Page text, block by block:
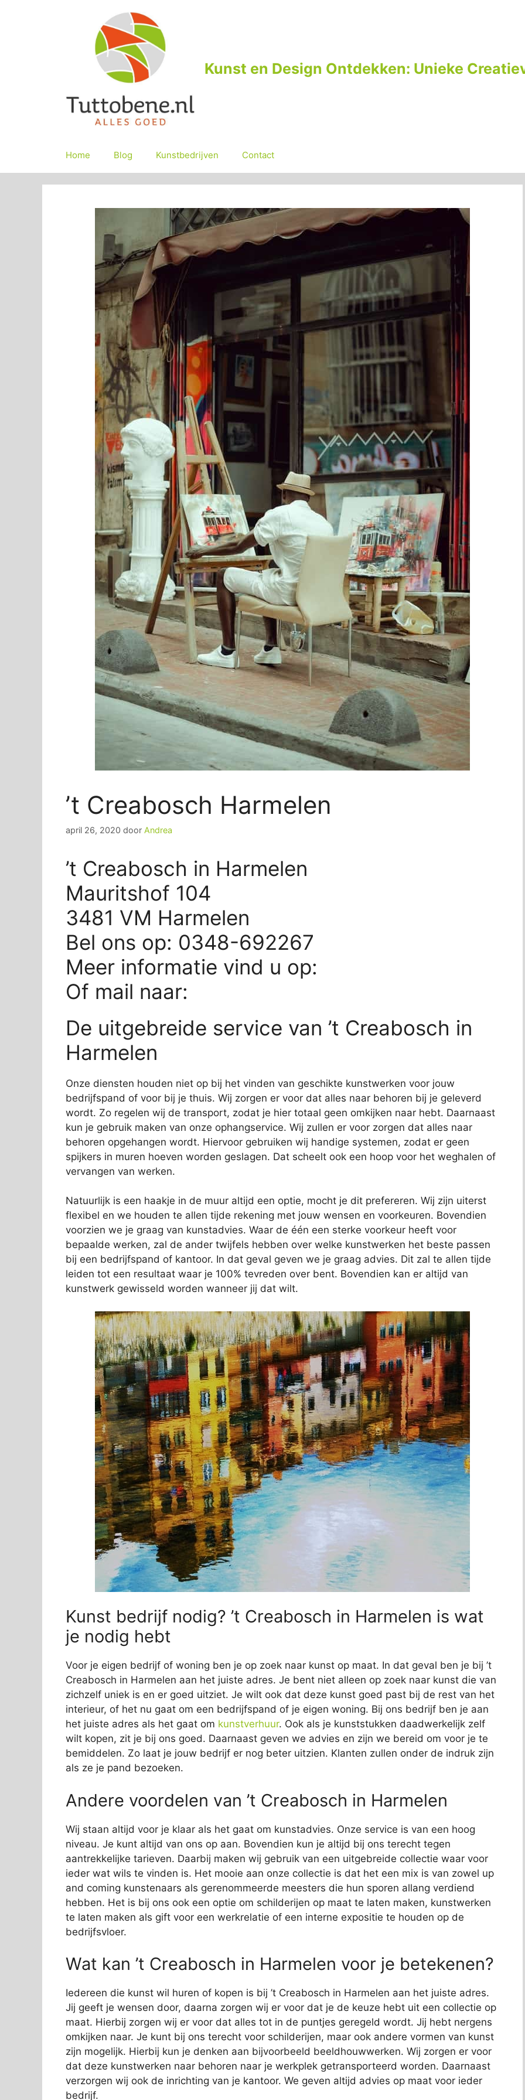
Kunst en Design Ontdekken: Unieke
Home Blog Kunstbedrijven Contact
’t Creabosch Harmelen
april 26, 2020 door Andrea
’t Creabosch in Harmelen
Mauritshof 104
3481 VM Harmelen
Bel ons op: 0348-692267
Meer informatie vind u op:
Of mail naar:
De uitgebreide service van ’t Creabosch in
Harmelen
Onze diensten houden niet op bij het vinden van geschikte kunstwerken voor jouw
bedrijfspand of voor bij je thuis. Wij zorgen er voor dat alles naar behoren bij je geleverd
wordt. Zo regelen wij de transport, zodat je hier totaal geen omkijken naar hebt. Daarnaast
kun je gebruik maken van onze ophangservice. Wij zullen er voor zorgen dat alles naar
behoren opgehangen wordt. Hiervoor gebruiken wij handige systemen, zodat er geen
spijkers in muren hoeven worden geslagen. Dat scheelt ook een hoop voor het weghalen of
vervangen van werken.
Natuurlijk is een haakje in de muur altijd een optie, mocht je dit prefereren. Wij zijn uiterst
flexibel en we houden te allen tijde rekening met jouw wensen en voorkeuren. Bovendien
voorzien we je graag van kunstadvies. Waar de één een sterke voorkeur heeft voor
bepaalde werken, zal de ander twijfels hebben over welke kunstwerken het beste passen
bij een bedrijfspand of kantoor. In dat geval geven we je graag advies. Dit zal te allen tijde
leiden tot een resultaat waar je 100% tevreden over bent. Bovendien kan er altijd van
kunstwerk gewisseld worden wanneer jij dat wilt.
Kunst bedrijf nodig? ’t Creabosch in Harmelen is wat
je nodig hebt
Voor je eigen bedrijf of woning ben je op zoek naar kunst op maat. In dat geval ben je bij ’t
Creabosch in Harmelen aan het juiste adres. Je bent niet alleen op zoek naar kunst die van
zichzelf uniek is en er goed uitziet. Je wilt ook dat deze kunst goed past bij de rest van het
interieur, of het nu gaat om een bedrijfspand of je eigen woning. Bij ons bedrijf ben je aan
het juiste adres als het gaat om kunstverhuur. Ook als je kunststukken daadwerkelijk zelf
wilt kopen, zit je bij ons goed. Daarnaast geven we advies en zijn we bereid om voor je te
bemiddelen. Zo laat je jouw bedrijf er nog beter uitzien. Klanten zullen onder de indruk zijn
als ze je pand bezoeken.
Andere voordelen van ’t Creabosch in Harmelen
Wij staan altijd voor je klaar als het gaat om kunstadvies. Onze service is van een hoog
niveau. Je kunt altijd van ons op aan. Bovendien kun je altijd bij ons terecht tegen
aantrekkelijke tarieven. Daarbij maken wij gebruik van een uitgebreide collectie waar voor
ieder wat wils te vinden is. Het mooie aan onze collectie is dat het een mix is van zowel up
and coming kunstenaars als gerenommeerde meesters die hun sporen allang verdiend
hebben. Het is bij ons ook een optie om schilderijen op maat te laten maken, kunstwerken
te laten maken als gift voor een werkrelatie of een interne expositie te houden op de
bedrijfsvloer.
Wat kan ’t Creabosch in Harmelen voor je betekenen?
Iedereen die kunst wil huren of kopen is bij ’t Creabosch in Harmelen aan het juiste adres.
Jij geeft je wensen door, daarna zorgen wij er voor dat je de keuze hebt uit een collectie op
maat. Hierbij zorgen wij er voor dat alles tot in de puntjes geregeld wordt. Jij hebt nergens
omkijken naar. Je kunt bij ons terecht voor schilderijen, maar ook andere vormen van kunst
zijn mogelijk. Hierbij kun je denken aan bijvoorbeeld beeldhouwwerken. Wij zorgen er voor
dat deze kunstwerken naar behoren naar je werkplek getransporteerd worden. Daarnaast
verzorgen wij ook de inrichting van je kantoor. We geven altijd advies op maat voor ieder
bedrijf.